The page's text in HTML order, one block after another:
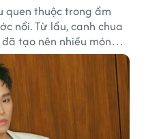
quen thuộc trong ẩm
nổi. Từ lẩu, canh chua
tạo nên nhiều món